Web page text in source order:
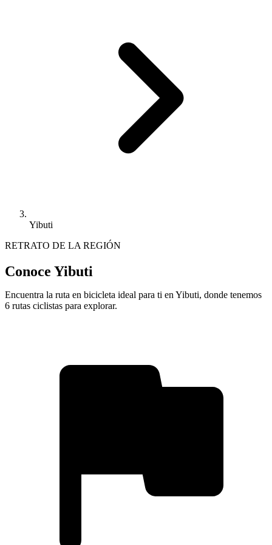
Yibuti
RETRATO DE LA REGIÓN
Conoce Yibuti
Encuentra la ruta en bicicleta ideal para ti en Yibuti, donde tenemos
6 rutas ciclistas para explorar.